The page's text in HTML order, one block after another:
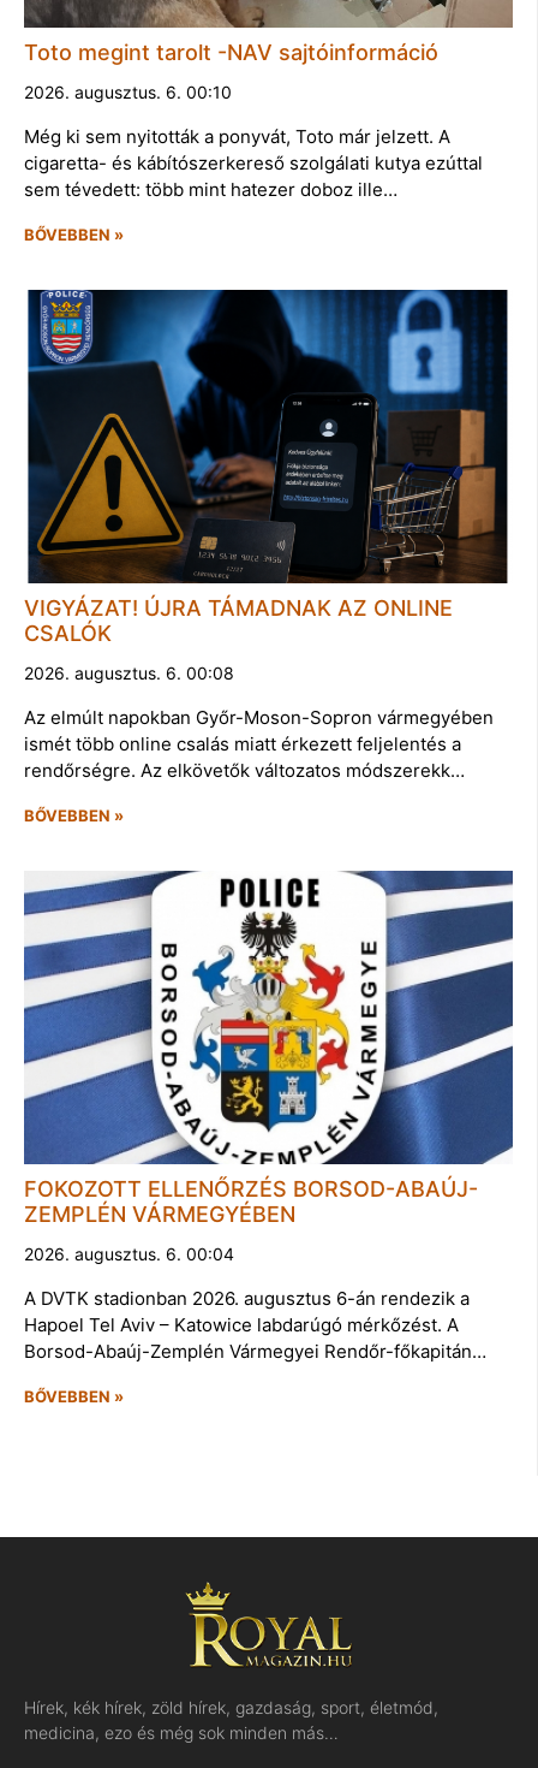
Toto megint tarolt -NAV sajtóinformáció
2026. augusztus. 6. 00:10
Még ki sem nyitották a ponyvát, Toto már jelzett. A
cigaretta- és kábítószerkereső szolgálati kutya ezúttal
sem tévedett: több mint hatezer doboz ille…
BŐVEBBEN »
VIGYÁZAT! ÚJRA TÁMADNAK AZ ONLINE
CSALÓK
2026. augusztus. 6. 00:08
Az elmúlt napokban Győr-Moson-Sopron vármegyében
ismét több online csalás miatt érkezett feljelentés a
rendőrségre. Az elkövetők változatos módszerekk…
BŐVEBBEN »
FOKOZOTT ELLENŐRZÉS BORSOD-ABAÚJ-
ZEMPLÉN VÁRMEGYÉBEN
2026. augusztus. 6. 00:04
A DVTK stadionban 2026. augusztus 6-án rendezik a
Hapoel Tel Aviv – Katowice labdarúgó mérkőzést. A
Borsod-Abaúj-Zemplén Vármegyei Rendőr-főkapitán…
BŐVEBBEN »
Hírek, kék hírek, zöld hírek, gazdaság, sport, életmód,
medicina, ezo és még sok minden más…